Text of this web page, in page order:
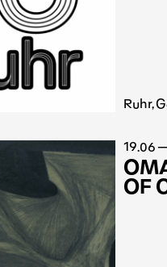
Ruhr,
19.06
OF